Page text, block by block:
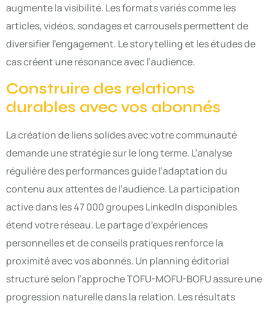
augmente la visibilité. Les formats variés comme les
articles, vidéos, sondages et carrousels permettent de
diversifier l’engagement. Le storytelling et les études de
cas créent une résonance avec l’audience.
Construire des relations
durables avec vos abonnés
La création de liens solides avec votre communauté
demande une stratégie sur le long terme. L’analyse
régulière des performances guide l’adaptation du
contenu aux attentes de l’audience. La participation
active dans les 47 000 groupes LinkedIn disponibles
étend votre réseau. Le partage d’expériences
personnelles et de conseils pratiques renforce la
proximité avec vos abonnés. Un planning éditorial
structuré selon l’approche TOFU-MOFU-BOFU assure une
progression naturelle dans la relation. Les résultats